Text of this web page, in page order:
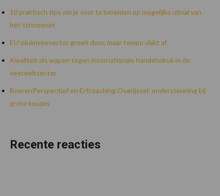
10 praktisch tips om je voor te bereiden op mogelijke uitval van
het stroomnet
EU-pluimveesector groeit door, maar tempo vlakt af
Kwaliteit als wapen tegen internationale handelsdruk in de
veeteeltsector
BoerenPerspectief en Erfcoaching Overijssel: ondersteuning bij
grote keuzes
Recente reacties